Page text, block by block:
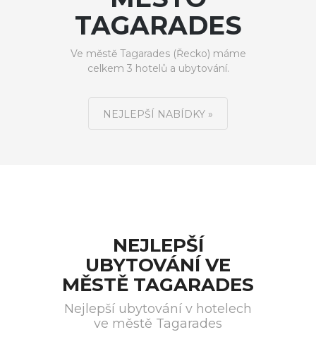
TAGARADES
Ve městě Tagarades (Řecko) máme
celkem 3 hotelů a ubytování.
NEJLEPŠÍ NABÍDKY »
NEJLEPŠÍ
UBYTOVÁNÍ VE
MĚSTĚ TAGARADES
Nejlepší ubytování v hotelech
ve městě Tagarades